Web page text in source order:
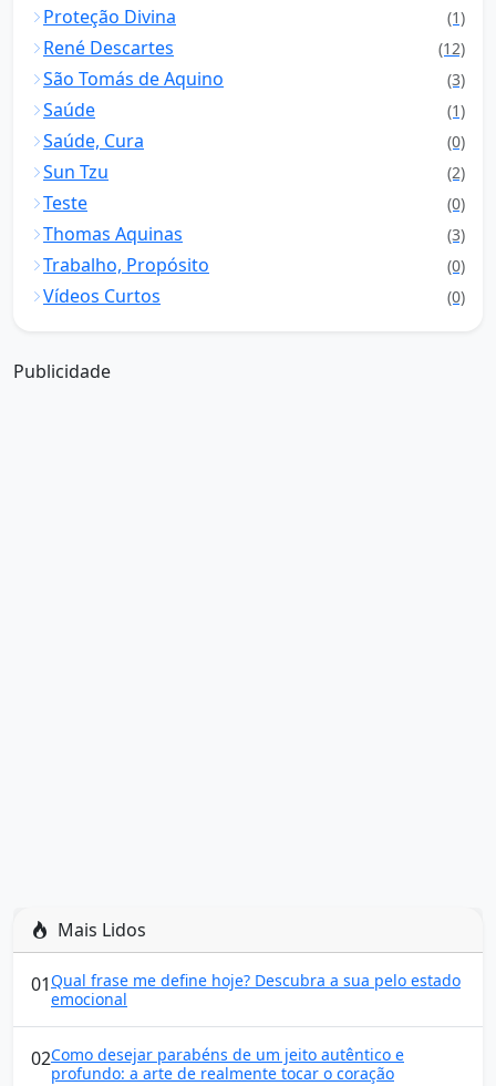
Proteção Divina (1)
René Descartes (12)
São Tomás de Aquino (3)
Saúde (1)
Saúde, Cura (0)
Sun Tzu (2)
Teste (0)
Thomas Aquinas (3)
Trabalho, Propósito (0)
Vídeos Curtos (0)
Publicidade
Mais Lidos
01Qual frase me define hoje? Descubra a sua pelo estado
emocional
02Como desejar parabéns de um jeito autêntico e
profundo: a arte de realmente tocar o coração